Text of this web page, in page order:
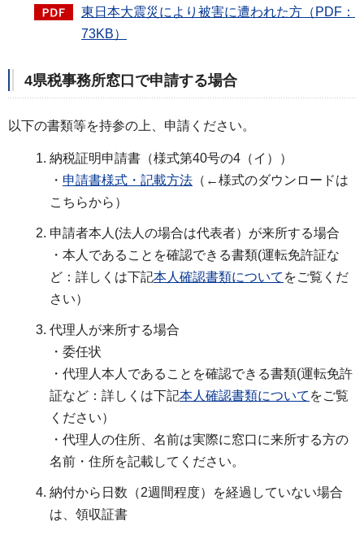
東日本大震災により被害に遭われた方（PDF：
73KB）
4県税事務所窓口で申請する場合
以下の書類等を持参の上、申請ください。
納税証明申請書（様式第40号の4（イ））
・ 申請書様式・記載方法 （←様式のダウンロードは
こちらから）
申請者本人(法人の場合は代表者）が来所する場合
・本人であることを確認できる書類(運転免許証な
ど：詳しくは下記本人確認書類について をご覧くだ
さい）
代理人が来所する場合
・委任状
・代理人本人であることを確認できる書類(運転免許
証など：詳しくは下記本人確認書類について をご覧
ください）
・代理人の住所、名前は実際に窓口に来所する方の
名前・住所を記載してください。
納付から日数（2週間程度）を経過していない場合
は、領収証書